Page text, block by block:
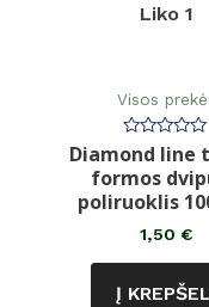
Liko 1
Visos
0
iš
5
Diamond line
formos
poliruoklis
1,50€
Į